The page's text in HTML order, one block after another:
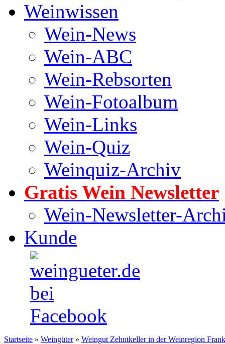
Weinwissen
Wein-News
Wein-ABC
Wein-Rebsorten
Wein-Fotoalbum
Wein-Links
Wein-Quiz
Weinquiz-Archiv
Gratis Wein Newsletter
Wein-Newsletter-
Kunde
Startseite » Weingüter » Weingut Zehntkeller in der Weinregion